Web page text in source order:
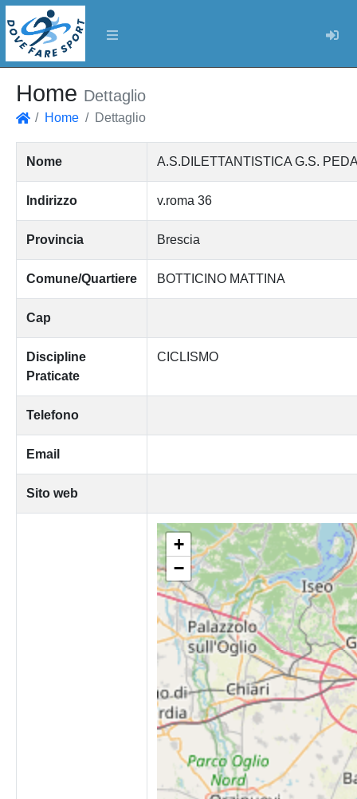
Home Dettaglio
Home Dettaglio
Nome A.S.DILETTANTISTICA G.S.
Indirizzo v.roma 36
Provincia Brescia
Comune/Quartiere BOTTICINO MATTINA
Cap
Discipline
Praticate
CICLISMO
Telefono
Email
Sito web
+
−